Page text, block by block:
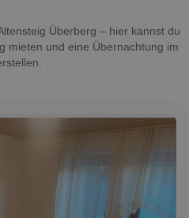
Überberg – hier kannst du
mieten und eine Übernachtung im